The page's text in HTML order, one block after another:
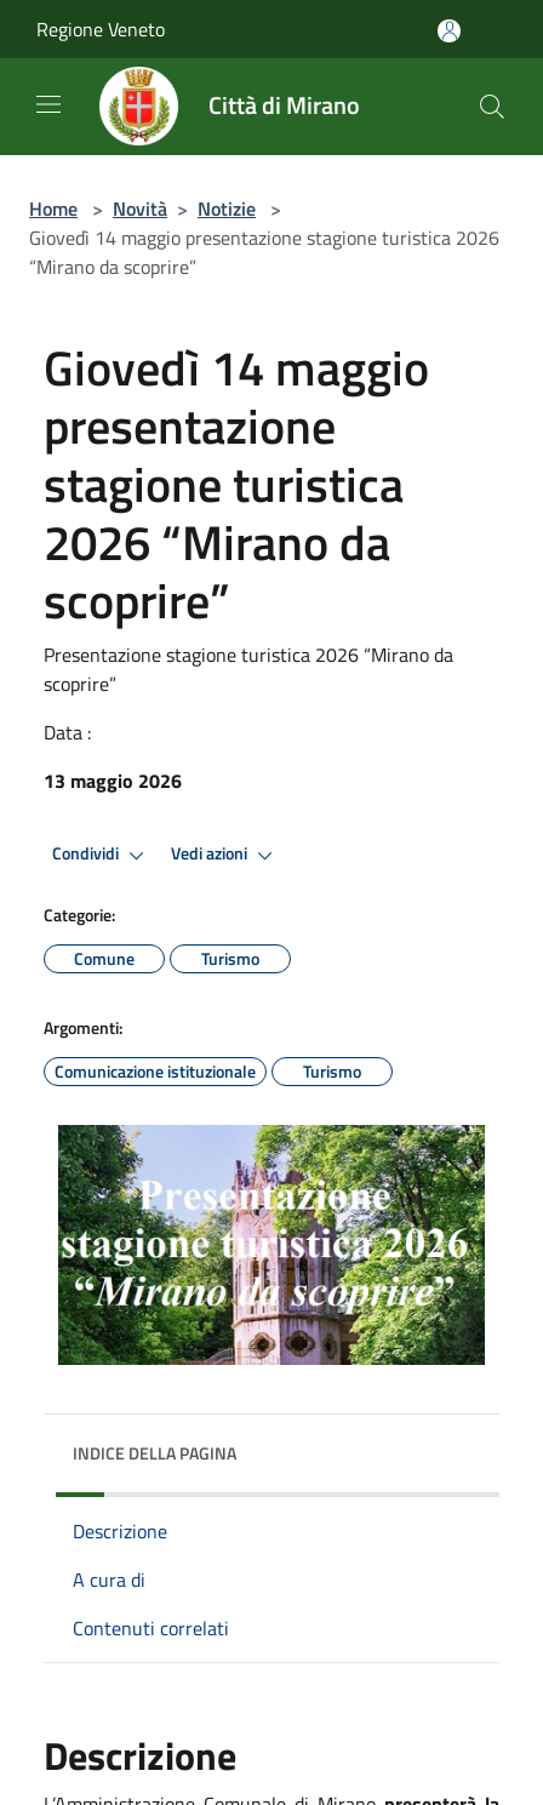
Regione Veneto
Città di Mirano
Home > Novità > Notizie >
Giovedì 14 maggio presentazione stagione turistica 2026
“Mirano da scoprire”
Giovedì 14 maggio
presentazione
stagione turistica
2026 “Mirano da
scoprire”
Presentazione stagione turistica 2026 “Mirano da
scoprire”
Data :
13 maggio 2026
Condividi Vedi azioni
Categorie:
Comune
Turismo
Argomenti:
Comunicazione istituzionale
Turismo
INDICE DELLA PAGINA
Descrizione
A cura di
Contenuti correlati
Descrizione